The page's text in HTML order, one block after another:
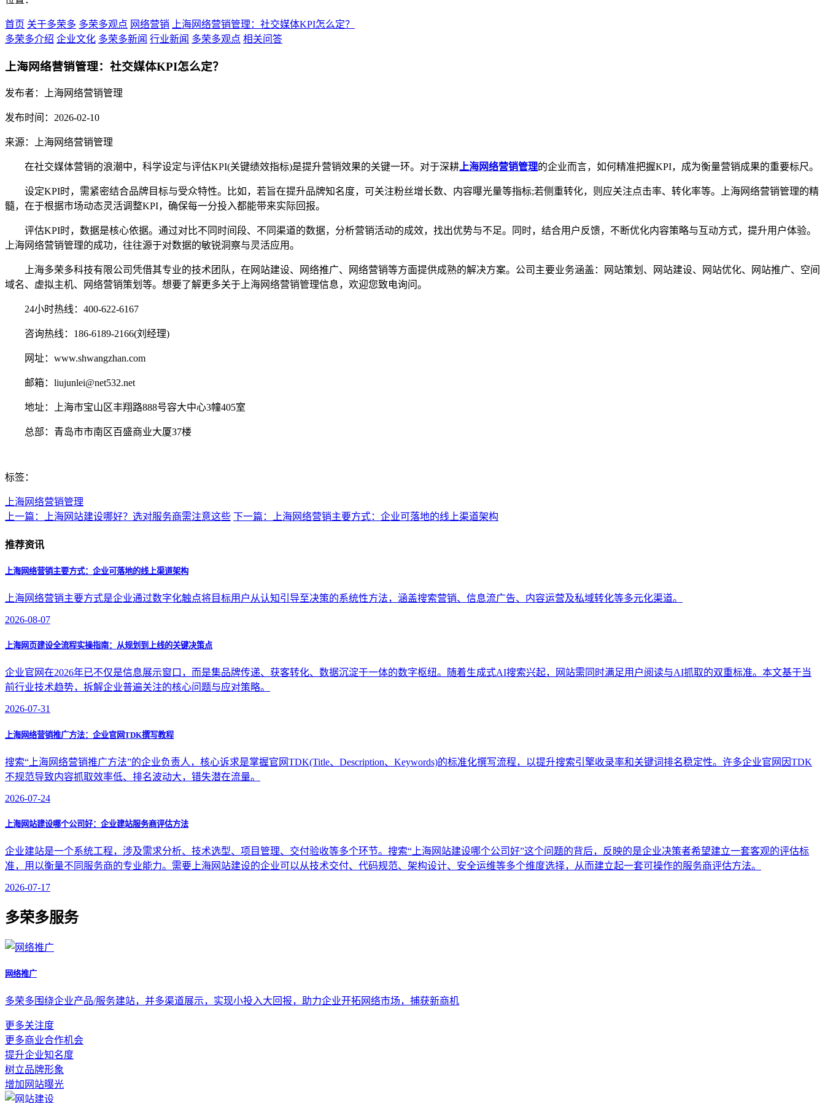
首页 关于多荣多 多荣多观点 网络营销
上海网络营销管理：社交媒体KPI怎么定？
多荣多介绍 企业文化 多荣多新闻 行业新闻 多荣多观点 相关问答
上海网络营销管理：社交媒体KPI怎么定？
发布者：上海网络营销管理
发布时间：2026-02-10
来源：上海网络营销管理
在社交媒体营销的浪潮中，科学设定与评估KPI(关键绩效指标)是提升营销效果的关键一环。对于深耕上海网络营销管理的企业而言，如何精准把握KPI，成为衡量营销成果的重要标尺。
设定KPI时，需紧密结合品牌目标与受众特性。比如，若旨在提升品牌知名度，可关注粉丝增长数、内容曝光量等指标;若侧重转化，则应关注点击率、转化率等。上海网络营销管理的精
髓，在于根据市场动态灵活调整KPI，确保每一分投入都能带来实际回报。
评估KPI时，数据是核心依据。通过对比不同时间段、不同渠道的数据，分析营销活动的成效，找出优势与不足。同时，结合用户反馈，不断优化内容策略与互动方式，提升用户体验。
上海网络营销管理的成功，往往源于对数据的敏锐洞察与灵活应用。
上海多荣多科技有限公司凭借其专业的技术团队，在网站建设、网络推广、网络营销等方面提供成熟的解决方案。公司主要业务涵盖：网站策划、网站建设、网站优化、网站推广、空间
域名、虚拟主机、网络营销策划等。想要了解更多关于上海网络营销管理信息，欢迎您致电询问。
24小时热线：400-622-6167
咨询热线：186-6189-2166(刘经理)
网址：www.shwangzhan.com
邮箱：liujunlei@net532.net
地址：上海市宝山区丰翔路888号容大中心3幢405室
总部：青岛市市南区百盛商业大厦37楼
标签：
上海网络营销管理
上一篇：上海网站建设哪好？选对服务商需注意这些 下一篇：上海网络营销主要方式：企业可落地的线上渠道架构
推荐资讯
上海网络营销主要方式：企业可落地的线上渠道架构
上海网络营销主要方式是企业通过数字化触点将目标用户从认知引导至决策的系统性方法，涵盖搜索营销、信息流广告、内容运营及私域转化等多元化渠道。
2026-08-07
上海网页建设全流程实操指南：从规划到上线的关键决策点
企业官网在2026年已不仅是信息展示窗口，而是集品牌传递、获客转化、数据沉淀于一体的数字枢纽。随着生成式AI搜索兴起，网站需同时满足用户阅读与AI抓取的双重标准。本文基于当
前行业技术趋势，拆解企业普遍关注的核心问题与应对策略。
2026-07-31
上海网络营销推广方法：企业官网TDK撰写教程
搜索“上海网络营销推广方法”的企业负责人，核心诉求是掌握官网TDK(Title、Description、Keywords)的标准化撰写流程，以提升搜索引擎收录率和关键词排名稳定性。许多企业官网因TDK
不规范导致内容抓取效率低、排名波动大，错失潜在流量。
2026-07-24
上海网站建设哪个公司好：企业建站服务商评估方法
企业建站是一个系统工程，涉及需求分析、技术选型、项目管理、交付验收等多个环节。搜索“上海网站建设哪个公司好”这个问题的背后，反映的是企业决策者希望建立一套客观的评估标
准，用以衡量不同服务商的专业能力。需要上海网站建设的企业可以从技术交付、代码规范、架构设计、安全运维等多个维度选择，从而建立起一套可操作的服务商评估方法。
2026-07-17
多荣多服务
网络推广
多荣多围绕企业产品/服务建站，并多渠道展示，实现小投入大回报，助力企业开拓网络市场，捕获新商机
更多关注度
更多商业合作机会
提升企业知名度
树立品牌形象
增加网站曝光